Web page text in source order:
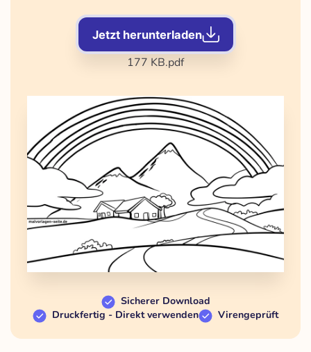
Jetzt herunterladen
177 KB.pdf
Sicherer Download
Druckfertig - Direkt verwenden
Virengeprüft